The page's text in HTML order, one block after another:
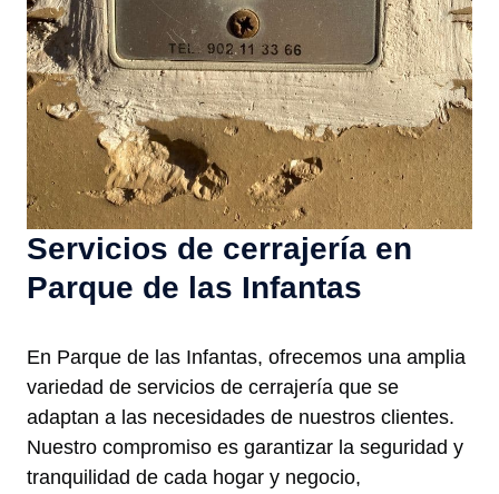
Servicios de cerrajería en
Parque de las Infantas
En Parque de las Infantas, ofrecemos una amplia
variedad de servicios de cerrajería que se
adaptan a las necesidades de nuestros clientes.
Nuestro compromiso es garantizar la seguridad y
tranquilidad de cada hogar y negocio,